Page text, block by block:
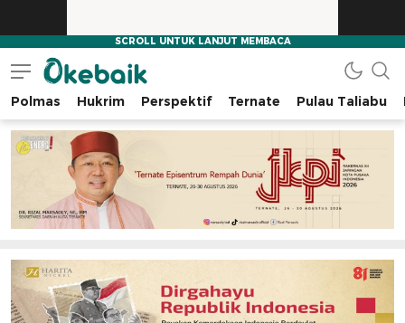
Okebaik.id
Baiknya Dibaca
Polmas Hukrim Perspektif Ternate Pulau Taliabu